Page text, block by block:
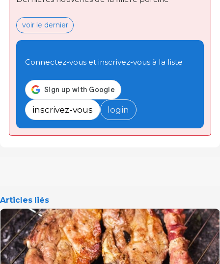
voir le dernier
Connectez-vous et inscrivez-vous à la liste
inscrivez-vous login
Articles liés